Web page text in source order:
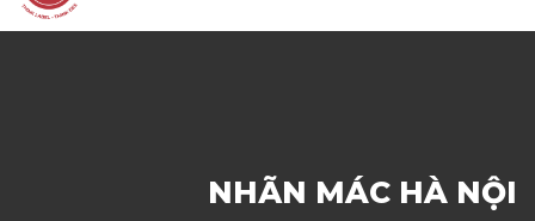
NHÃN MÁC HÀ NỘI
KIẾN THỨC
GỌI HOTLINE